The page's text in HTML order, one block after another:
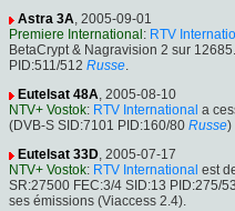
Astra 3A, 2005-09-01
Premiere International : RTV
BetaCrypt & Nagravision 2 sur
PID:511/512 Russe.
Eutelsat 48A, 2005-08-10
NTV+ Vostok: RTV International a
(DVB-S SID:7101 PID:160/80 Russe)
Eutelsat 33D, 2005-07-17
NTV+ Vostok: RTV International est
SR:27500 FEC:3/4 SID:13 PID:275/
ses émissions (Viaccess 2.4).